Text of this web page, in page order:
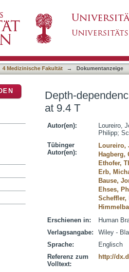
4 Medizinische Fakultät → Dokumentanzeige
Depth-
at 9.4 T
Autor(en):
Loureiro,
Philipp;
Tübinger
Autor(en):
Loureiro,
Hagberg,
Ethofer,
Erb,
Bause,
Ehses,
Scheffler,
Erschienen in:
Human
Verlagsangabe:
Wiley -
Sprache:
Englisch
Referenz zum
Volltext:
http://